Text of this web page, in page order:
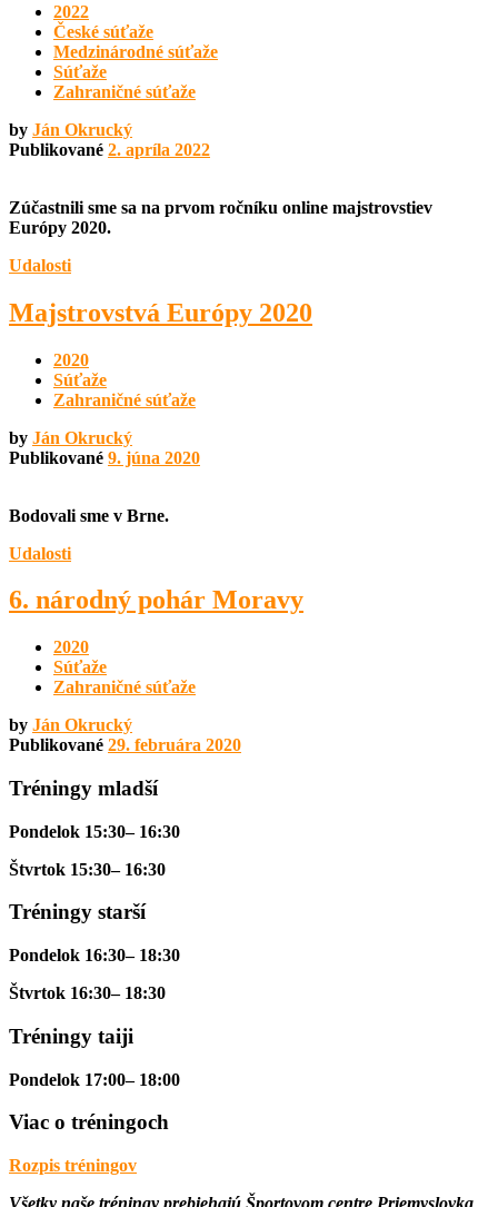
2022
České súťaže
Medzinárodné súťaže
Súťaže
Zahraničné súťaže
by Ján Okrucký
Publikované 2. apríla 2022
Zúčastnili sme sa na prvom ročníku online majstrovstiev
Európy 2020.
Udalosti
Majstrovstvá Európy 2020
2020
Súťaže
Zahraničné súťaže
by Ján Okrucký
Publikované 9. júna 2020
Bodovali sme v Brne.
Udalosti
6. národný pohár Moravy
2020
Súťaže
Zahraničné súťaže
by Ján Okrucký
Publikované 29. februára 2020
Tréningy mladší
Pondelok 15:30– 16:30
Štvrtok 15:30– 16:30
Tréningy starší
Pondelok 16:30– 18:30
Štvrtok 16:30– 18:30
Tréningy taiji
Pondelok 17:00– 18:00
Viac o tréningoch
Rozpis tréningov
Všetky naše tréningy prebiehajú Športovom centre Priemyslovka